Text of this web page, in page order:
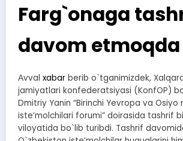
Farg`onaga
davom etmoqda
Аvval xabar berib o`tganimizdek,
jamiyatlari konfederatsiyasi (KonfOP)
Dmitriy Yanin “Birinchi Yevropa va
isteʼmolchilari forumi” doirasida tashrif
viloyatida bo`lib turibdi. Tashrif